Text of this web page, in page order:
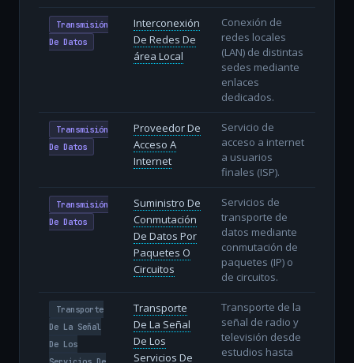
Transmisión
De Datos
Interconexión
De Redes De
área Local
Conexión de
redes locales
(LAN) de distintas
sedes mediante
enlaces
dedicados.
Transmisión
De Datos
Proveedor De
Acceso A
Internet
Servicio de
acceso a internet
a usuarios
finales (ISP).
Transmisión
De Datos
Suministro De
Conmutación
De Datos Por
Paquetes O
Circuitos
Servicios de
transporte de
datos mediante
conmutación de
paquetes (IP) o
de circuitos.
Transporte
De La Señal
De Los
Transporte
De La Señal
De Los
Servicios De
Transporte de la
señal de radio y
televisión desde
estudios hasta